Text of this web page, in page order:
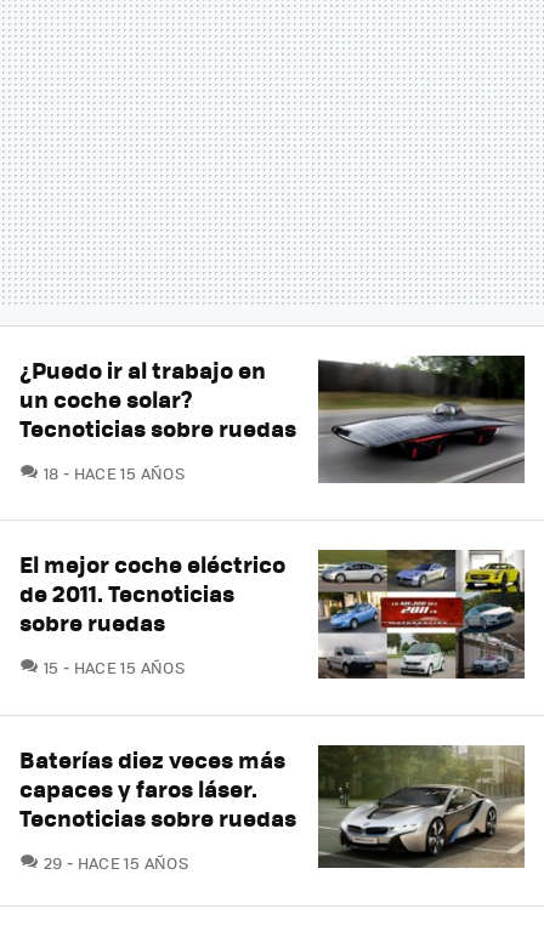
¿Puedo ir al trabajo en
un coche solar?
Tecnoticias sobre ruedas
18 COMENTARIOS
HACE 15 AÑOS
El mejor coche eléctrico
de 2011. Tecnoticias
sobre ruedas
15 COMENTARIOS
HACE 15 AÑOS
Baterías diez veces más
capaces y faros láser.
Tecnoticias sobre ruedas
29 COMENTARIOS
HACE 15 AÑOS